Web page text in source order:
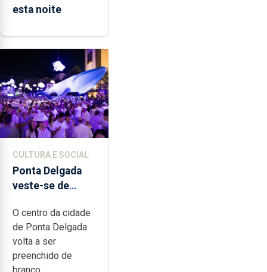
esta noite
CULTURA E SOCIAL
Ponta Delgada
veste-se de
O centro da cidade
de Ponta Delgada
volta a ser
preenchido de